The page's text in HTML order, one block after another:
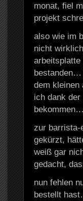
monat, fiel
projekt
also wie im
nicht
bestanden…
dem
ich dank
bekommen…
zur barrista-
gekürzt,
weiß gar
gedacht,
nun fehlen
bestellt